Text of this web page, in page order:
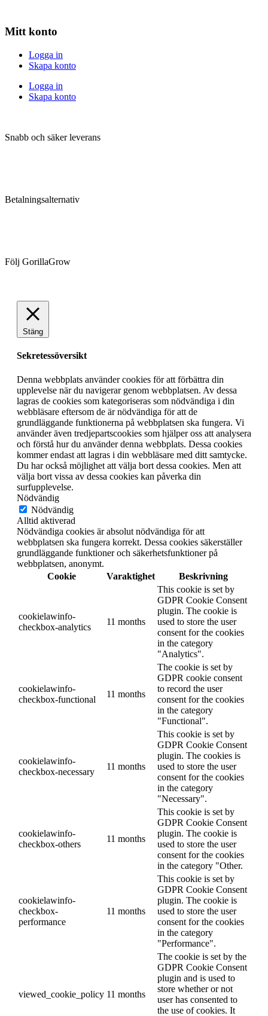
Mitt konto
Logga in
Skapa konto
Logga in
Skapa konto
Snabb och säker leverans
Betalningsalternativ
Följ GorillaGrow
Stäng
Sekretessöversikt
Denna webbplats använder cookies för att förbättra din
upplevelse när du navigerar genom webbplatsen. Av dessa
lagras de cookies som kategoriseras som nödvändiga i din
webbläsare eftersom de är nödvändiga för att de
grundläggande funktionerna på webbplatsen ska fungera. Vi
använder även tredjepartscookies som hjälper oss att analysera
och förstå hur du använder denna webbplats. Dessa cookies
kommer endast att lagras i din webbläsare med ditt samtycke.
Du har också möjlighet att välja bort dessa cookies. Men att
välja bort vissa av dessa cookies kan påverka din
surfupplevelse.
Nödvändig
Nödvändig
Alltid aktiverad
Nödvändiga cookies är absolut nödvändiga för att
webbplatsen ska fungera korrekt. Dessa cookies säkerställer
grundläggande funktioner och säkerhetsfunktioner på
webbplatsen, anonymt.
Cookie
Varaktighet Beskrivning
cookielawinfo-
checkbox-analytics
11 months
This cookie is set by
GDPR Cookie Consent
plugin. The cookie is
used to store the user
consent for the cookies
in the category
"Analytics".
cookielawinfo-
checkbox-functional
11 months
The cookie is set by
GDPR cookie consent
to record the user
consent for the cookies
in the category
"Functional".
cookielawinfo-
checkbox-necessary
11 months
This cookie is set by
GDPR Cookie Consent
plugin. The cookies is
used to store the user
consent for the cookies
in the category
"Necessary".
cookielawinfo-
checkbox-others
11 months
This cookie is set by
GDPR Cookie Consent
plugin. The cookie is
used to store the user
consent for the cookies
in the category "Other.
cookielawinfo-
checkbox-
performance
11 months
This cookie is set by
GDPR Cookie Consent
plugin. The cookie is
used to store the user
consent for the cookies
in the category
"Performance".
viewed_cookie_policy 11 months
The cookie is set by the
GDPR Cookie Consent
plugin and is used to
store whether or not
user has consented to
the use of cookies. It